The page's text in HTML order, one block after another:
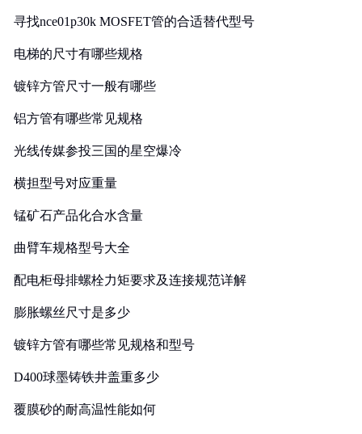
寻找nce01p30k MOSFET管的合适替代型号
电梯的尺寸有哪些规格
镀锌方管尺寸一般有哪些
铝方管有哪些常见规格
光线传媒参投三国的星空爆冷
横担型号对应重量
锰矿石产品化合水含量
曲臂车规格型号大全
配电柜母排螺栓力矩要求及连接规范详解
膨胀螺丝尺寸是多少
镀锌方管有哪些常见规格和型号
D400球墨铸铁井盖重多少
覆膜砂的耐高温性能如何